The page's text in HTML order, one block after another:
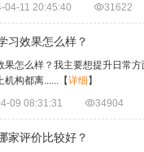
04-11 20:45:40 31622
习效果怎么样？
怎么样？我主要想提升日常
机构都离...... 【详细 】
09 08:31:31 34904
家评价比较好？